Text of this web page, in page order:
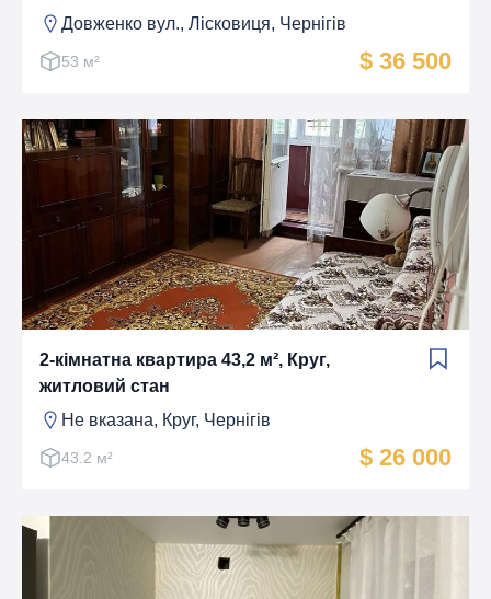
Довженко вул., Лiсковиця, Чернігів
53 м² $ 36 500
2-кімнатна квартира 43,2 м², Круг,
житловий стан
Не вказана, Круг, Чернігів
43.2 м² $ 26 000